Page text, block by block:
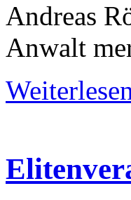
Andreas
Anwalt